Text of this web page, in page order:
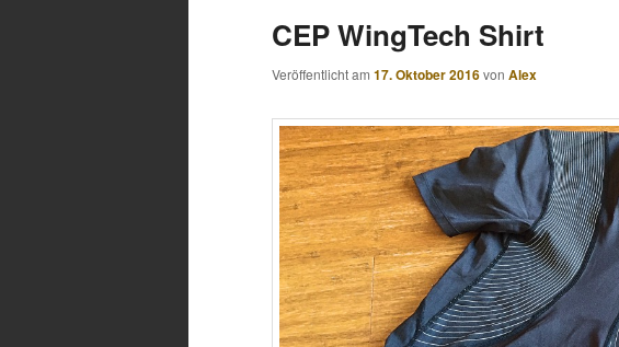
CEP WingTech Shirt
Veröffentlicht am 17. Oktober 2016von Alex